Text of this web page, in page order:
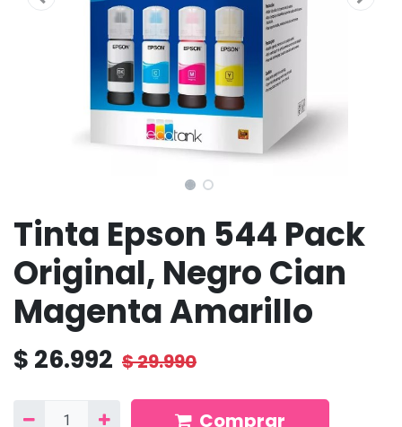
Tinta Epson 544 Pack
Original, Negro Cian
Magenta Amarillo
$ 26.992 $29.990
Comprar